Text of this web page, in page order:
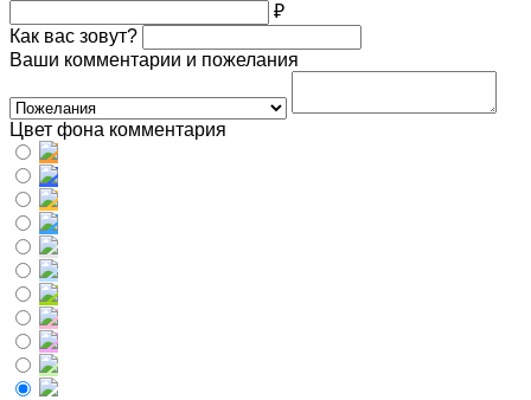
₽
Как вас зовут?
Ваши комментарии и пожелания
Цвет фона комментария